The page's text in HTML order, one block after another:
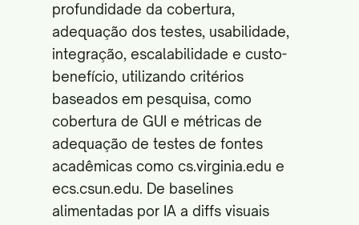
profundidade da cobertura,
adequação dos testes, usabilidade,
integração, escalabilidade e custo-
benefício, utilizando critérios
baseados em pesquisa, como
cobertura de GUI e métricas de
adequação de testes de fontes
acadêmicas como cs.virginia.edu e
ecs.csun.edu. De baselines
alimentadas por IA a diffs visuais